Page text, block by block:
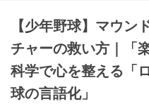
【少年野球】マウン
チャーの救い方｜「
科学で心を整える「
球の言語化」